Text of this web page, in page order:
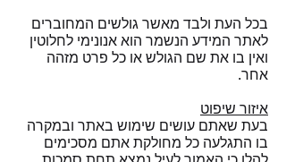
בכל העת ולבד מאשר גולשים המחוברים
לאתר המידע הנשמר הוא אנונימי לחלוטין
ואין בו את שם הגולש או כל פרט מזהה
אחר.
איזור שיפוט
בעת שאתם עושים שימוש באתר ובמקרה
בו התגלעה כל מחולקת אתם מסכימים